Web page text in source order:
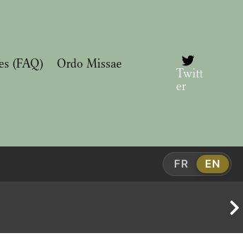
(FAQ)
Ordo Missae
Twitt
er
FR EN